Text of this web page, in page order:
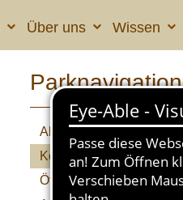
Über uns Wissen
Parknavigation
Aktuelles
Kolumne
Öffnungszeiten & Preise